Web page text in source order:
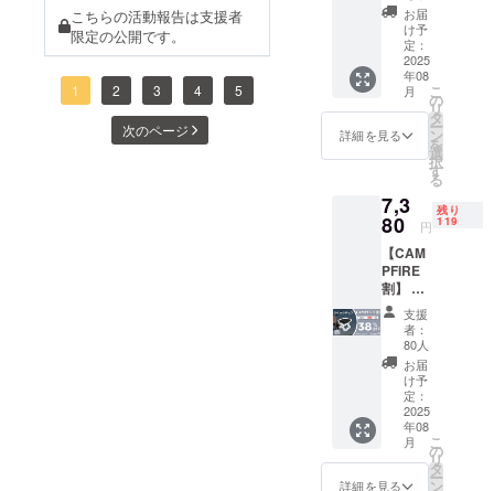
＞＞＞ クーポンのURLは
こちら ＜＜＜※公開日から
クーポンリンクが使用でき
ます。プレビューページは
で抜かずに整える。長く使
える手動式鼻毛トリマー最
大割引は35%OFF！高割引
率は数量限定です！ここだ
けの限定割引を見逃さない
こちらの活動報告は支援者
限定の公開です。
1 2 3 4 5
次のページ
耐荷
重：約
90Kg 素
材：ア
ルミニ
ウム合
金（パ
オック
ス生地
（座
面） ※
リター
ンはす
べて
税・送
料込み
の金額
になり
ます。
※ご注文
状況、
使用部
材の供
給状
イック
チェア
×１セッ
ト ・一
般販売
予定価
格：
5,980円
サイ
ズ：
.5*22c
m（展
開
時）、
29.5*10
.5*4.5c
m（収
納時）
重量：
約300g
耐荷
重：約
90Kg 素
材：ア
ルミニ
ウム合
お届
け予
定：
2025
年08
月
詳細を見る
こ
の
リ
タ
ー
ン
を
選
択
す
る
7,3
80 円
残り
119
【CAM
PFIRE
割】 ・
リター
ン内
容：ク
イック
チェア
×２セッ
ト ・一
般販売
予定価
格：
11,960
支援
者：
80人
お届
け予
定：
2025
年08
月
詳細を見る
こ
の
リ
タ
ー
ン